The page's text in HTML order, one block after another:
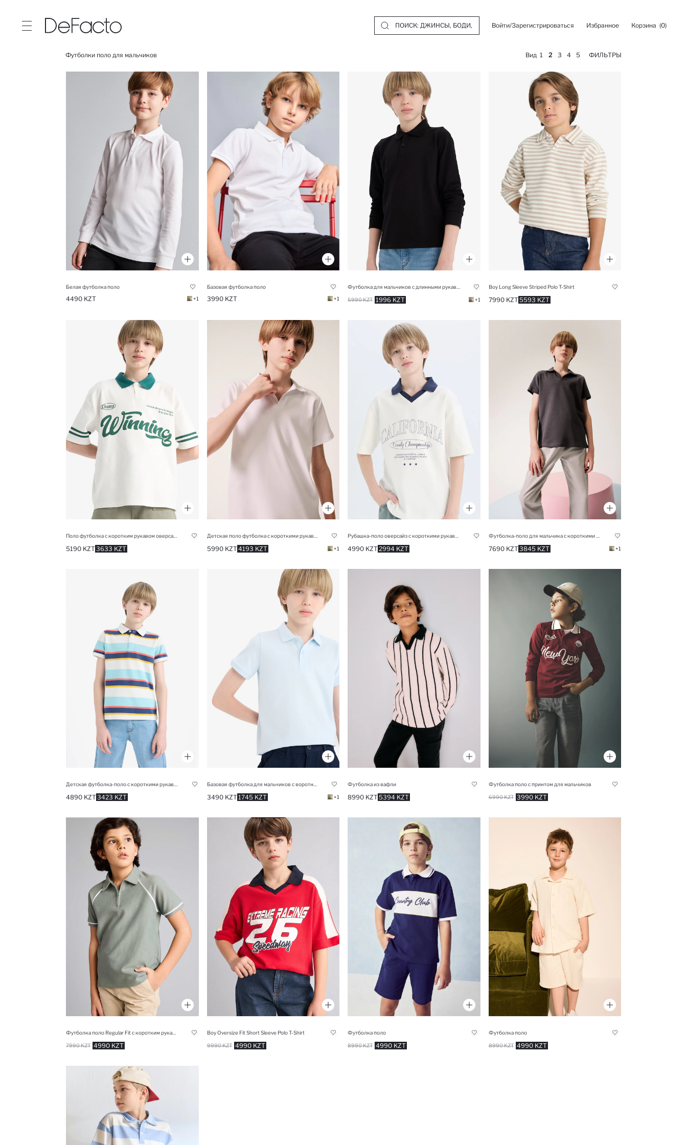
Войти/Зарегистрироваться Избранное Корзина (0)
Футболки поло для мальчиков Вид 1 2 3 4 5 ФИЛЬТРЫ
Белая футболка поло
4490 KZT +1
Базовая футболка поло
3990 KZT +1 1996 KZT
5990 KZT +1
Boy Long Sleeve Striped Polo T-Shirt
5593 KZT
7990 KZT
3633 KZT
5190 KZT 4193 KZT
5990 KZT +1 2994 KZT
4990 KZT 3845 KZT
7690 KZT +1
3423 KZT
4890 KZT
Базовая футболка для мальчиков с воротником поло.
1745 KZT
3490 KZT +1
Футболка из вафли
5394 KZT
8990 KZT
Футболка поло с принтом для мальчиков
3990 KZT
6990 KZT
4990 KZT
7990 KZT
Boy Oversize Fit Short Sleeve Polo T-Shirt
4990 KZT
9990 KZT
Футболка поло
4990 KZT
8990 KZT
Футболка поло
4990 KZT
8990 KZT